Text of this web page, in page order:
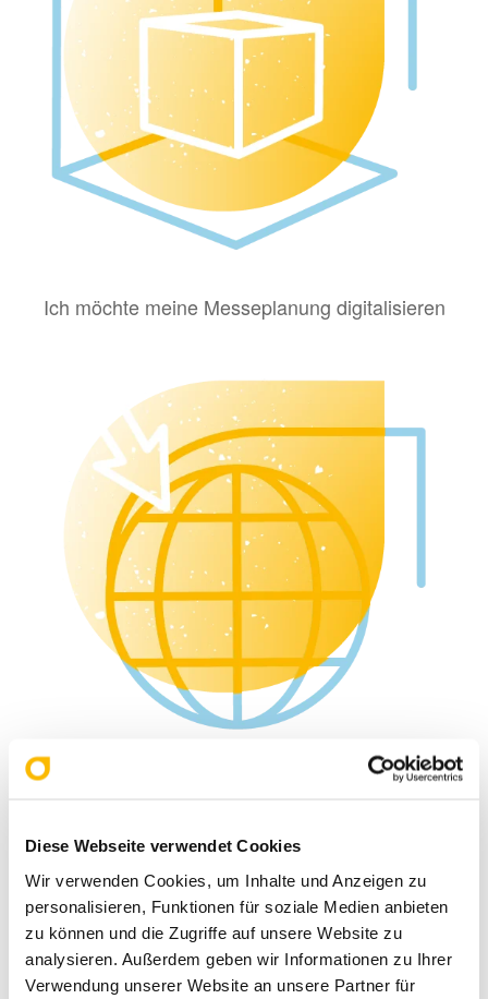
Diese Webseite verwendet Cookies
Wir verwenden Cookies, um Inhalte und Anzeigen zu
personalisieren, Funktionen für soziale Medien anbieten
zu können und die Zugriffe auf unsere Website zu
analysieren. Außerdem geben wir Informationen zu Ihrer
Verwendung unserer Website an unsere Partner für
Ich möchte meine Messeplanung digitalisieren
Ich suche einen Partner für Logistik, Auf- und Abbau